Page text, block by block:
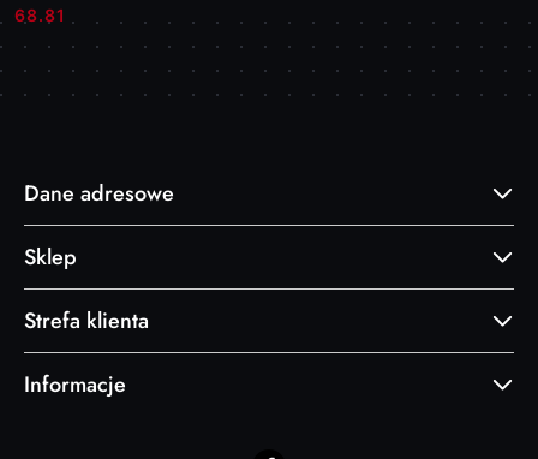
Cena:
Cena:
68.81
Dane adresowe
Sklep
Strefa klienta
Informacje